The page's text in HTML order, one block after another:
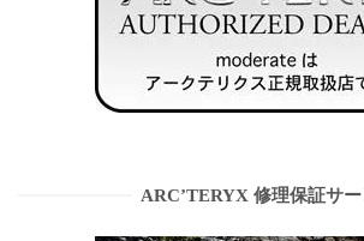
ARC’TERYX 修理保証サ